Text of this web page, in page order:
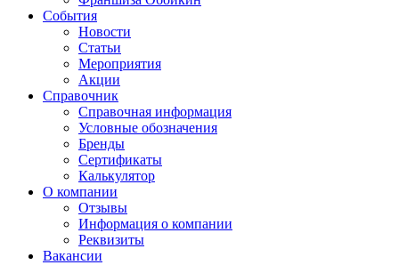
События
Новости
Статьи
Мероприятия
Акции
Справочник
Справочная информация
Условные обозначения
Бренды
Сертификаты
Калькулятор
О компании
Отзывы
Информация о компании
Реквизиты
Вакансии